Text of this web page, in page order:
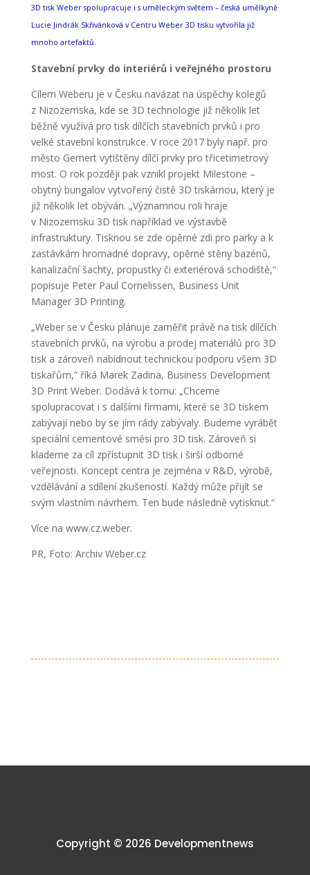
3D tisk Weber spolupracuje i s uměleckým světem – česká umělkyně
Lucie Jindrák Skřivánková v Centru Weber 3D tisku vytvořila již
mnoho artefaktů.
Stavební prvky do interiérů i veřejného prostoru
Cílem Weberu je v Česku navázat na úspěchy kolegů
z Nizozemska, kde se 3D technologie již několik let
běžně využívá pro tisk dílčích stavebních prvků i pro
velké stavební konstrukce. V roce 2017 byly např. pro
město Gemert vytištěny dílčí prvky pro třicetimetrový
most. O rok později pak vznikl projekt Milestone –
obytný bungalov vytvořený čistě 3D tiskárnou, který je
již několik let obýván. „Významnou roli hraje
v Nizozemsku 3D tisk například ve výstavbě
infrastruktury. Tisknou se zde opěrné zdi pro parky a k
zastávkám hromadné dopravy, opěrné stěny bazénů,
kanalizační šachty, propustky či exteriérová schodiště,“
popisuje Peter Paul Cornelissen, Business Unit
Manager 3D Printing.
„Weber se v Česku plánuje zaměřit právě na tisk dílčích
stavebních prvků, na výrobu a prodej materiálů pro 3D
tisk a zároveň nabídnout technickou podporu všem 3D
tiskařům,“ říká Marek Zadina, Business Development
3D Print Weber. Dodává k tomu: „Chceme
spolupracovat i s dalšími firmami, které se 3D tiskem
zabývají nebo by se jím rády zabývaly. Budeme vyrábět
speciální cementové směsi pro 3D tisk. Zároveň si
klademe za cíl zpřístupnit 3D tisk i širší odborné
veřejnosti. Koncept centra je zejména v R&D, výrobě,
vzdělávání a sdílení zkušeností. Každý může přijít se
svým vlastním návrhem. Ten bude následně vytisknut.“
Více na www.cz.weber.
PR, Foto: Archiv Weber.cz
Copyright © 2026 Developmentnews